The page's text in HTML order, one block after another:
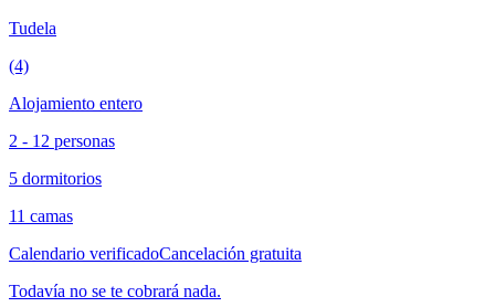
Tudela
(4)
Alojamiento entero
2 - 12 personas
5 dormitorios
11 camas
Calendario verificadoCancelación gratuita
Todavía no se te cobrará nada.